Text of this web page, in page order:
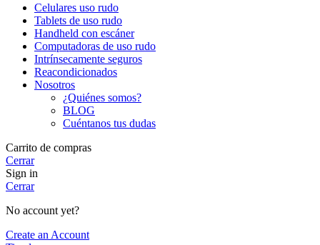
Celulares uso rudo
Tablets de uso rudo
Handheld con escáner
Computadoras de uso rudo
Intrínsecamente seguros
Reacondicionados
Nosotros
¿Quiénes somos?
BLOG
Cuéntanos tus dudas
Carrito de compras
Cerrar
Sign in
Cerrar
No account yet?
Create an Account